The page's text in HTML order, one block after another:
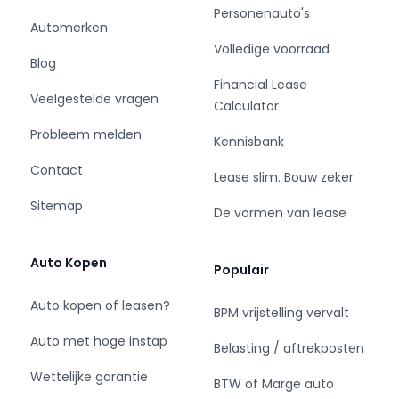
eventuele beschadigingen en of mankementen.
De foto's kunt u sturen via Whats'App
0627546656
*Alle aankoopkeuringen zijn toegestaan* :
* JM Car Store heeft alle moeite genomen om
de informatie in deze advertentie zo accuraat
en actueel mogelijk weer te geven. Er kunnen
advertentie. Vertrouw daarom niet alleen op
aankoop de zaken die uw beslissing zouden
kunnen beïnvloeden.
Automerken
Blog
Veelgestelde vragen
Probleem melden
Contact
Sitemap
Auto Kopen
Auto kopen of leasen?
Auto met hoge instap
Wettelijke garantie
Personenauto's
Volledige voorraad
Financial Lease
Calculator
Kennisbank
Lease slim. Bouw zeker
De vormen van lease
Populair
BPM vrijstelling vervalt
Belasting / aftrekposten
BTW of Marge auto